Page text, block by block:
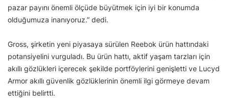
pazar payını önemli ölçüde büyütmek için iyi bir konumda
olduğumuza inanıyoruz.” dedi.
Gross, şirketin yeni piyasaya sürülen Reebok ürün hattındaki
potansiyelini vurguladı. Bu ürün hattı, aktif yaşam tarzları için
akıllı gözlükleri içerecek şekilde portföylerini genişletti ve Lucyd
Armor akıllı güvenlik gözlüklerinin önemli ilgi görmeye devam
ettiğini belirtti.